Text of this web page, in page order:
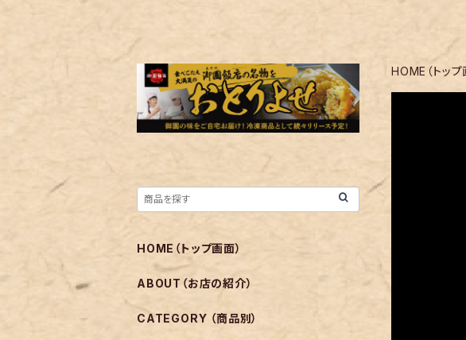
HOME（トップ
HOME（トップ画面）
ABOUT（お店の紹介）
CATEGORY （商品別）